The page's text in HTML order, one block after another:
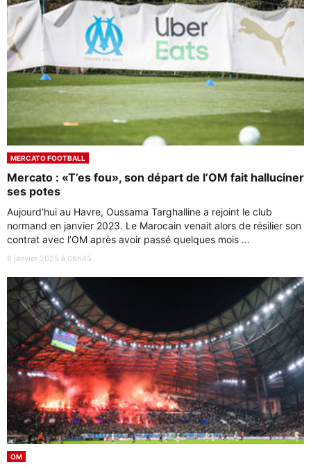
MERCATO FOOTBALL
Mercato : «T’es fou», son départ de l’OM fait halluciner
ses potes
Aujourd’hui au Havre, Oussama Targhalline a rejoint le club
normand en janvier 2023. Le Marocain venait alors de résilier son
contrat avec l’OM après avoir passé quelques mois ...
8 janvier 2025 à 06h45
OM